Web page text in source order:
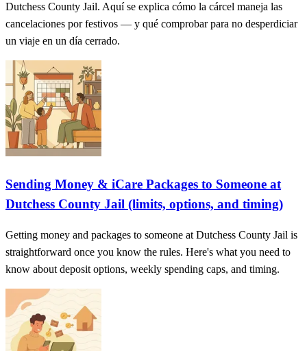
Dutchess County Jail. Aquí se explica cómo la cárcel maneja las
cancelaciones por festivos — y qué comprobar para no desperdiciar
un viaje en un día cerrado.
Sending Money & iCare Packages to Someone at
Dutchess County Jail (limits, options, and timing)
Getting money and packages to someone at Dutchess County Jail is
straightforward once you know the rules. Here's what you need to
know about deposit options, weekly spending caps, and timing.